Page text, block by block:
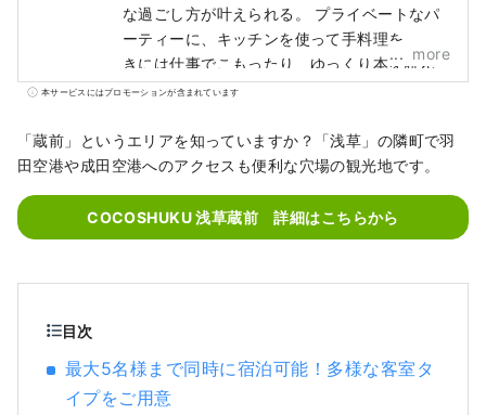
な過ごし方が叶えられる。 プライベートなパ
ーティーに、キッチンを使って手料理を。 と
きには仕事でこもったり、ゆっくり本を読ん
だり。 家族、仲間、もちろん、ひとりでも。
過ごしください。
more
本サービスにはプロモーションが含まれています
「蔵前」というエリアを知っていますか？「浅草」の隣町で羽
田空港や成田空港へのアクセスも便利な穴場の観光地です。
COCOSHUKU 浅草蔵前 詳細はこちらから
目次
最大5名様まで同時に宿泊可能！多様な客室タ
イプをご用意